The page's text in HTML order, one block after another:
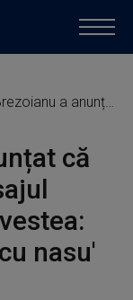
Mesajul inedit prin care a dat vestea: "O să facem un copil cu nasu' mare"
că
nasu'